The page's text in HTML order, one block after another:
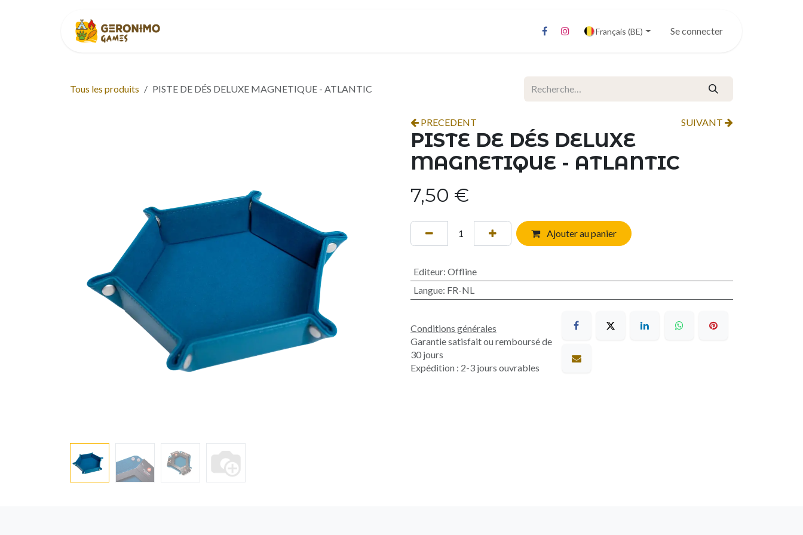
Français (BE) Se connecter
Tous les produits PISTE DE DÉS DELUXE MAGNETIQUE - ATLANTIC
PRECEDENT SUIVANT
PISTE DE DÉS DELUXE
MAGNETIQUE - ATLANTIC
7,50 €
Ajouter au panier
Editeur: Offline
Langue: FR-NL
Conditions générales
Garantie satisfait ou remboursé de
30 jours
Expédition : 2-3 jours ouvrables